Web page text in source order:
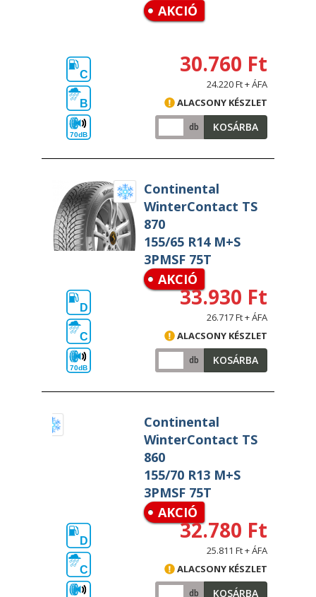
AKCIÓ
C
B
70dB
30.760 Ft
24.220 Ft + ÁFA
ALACSONY KÉSZLET
db KOSÁRBA
Continental
WinterContact TS
870
155/65 R14 M+S
3PMSF 75T
AKCIÓ
D
C
70dB
33.930 Ft
26.717 Ft + ÁFA
ALACSONY KÉSZLET
db KOSÁRBA
Continental
WinterContact TS
860
155/70 R13 M+S
3PMSF 75T
AKCIÓ
D
C
32.780 Ft
25.811 Ft + ÁFA
ALACSONY KÉSZLET
db KOSÁRBA